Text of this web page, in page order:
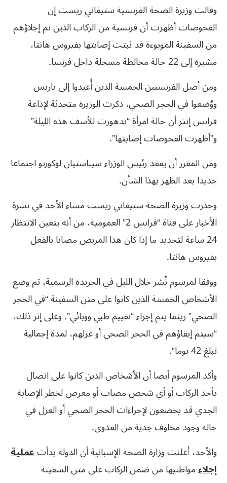
وقالت وزيرة الصحة الفرنسية ستيفاني ريست إن
الفحوصات أظهرت أن فرنسية من الركاب الذين تم إجلاؤهم
من السفينة الموبوءة قد ثبتت إصابتها بفيروس هانتا،
مشيرة إلى 22 حالة مخالطة مسجلة داخل فرنسا.
ومن أصل الفرنسيين الخمسة الذين أُعيدوا إلى باريس
ووُضعوا في الحجر الصحي، ذكرت الوزيرة متحدثة لإذاعة
فرانس إنتر أن حالة امرأة “تدهورت للأسف هذه الليلة”
و”أظهرت الفحوصات إصابتها”.
ومن المقرر أن يعقد رئيس الوزراء سيباستيان لوكورنو اجتماعا
جديدا بعد الظهر بهذا الشأن.
وحذرت وزيرة الصحة ستيفاني ريست مساء الأحد في نشرة
الأخبار على قناة “فرانس 2” العمومية، من أنه يتعين الانتظار
24 ساعة لتحديد ما إذا كان هذا المريض مصابا بالفعل
بفيروس هانتا.
ووفقا لمرسوم نُشر خلال الليل في الجريدة الرسمية، تم وضع
الأشخاص الخمسة الذين كانوا على متن السفينة “في الحجر
الصحي” ريثما يتم إجراء “تقييم طبي ووبائي”. وعلى إثر ذلك،
“سيتم إبقاؤهم في الحجر الصحي أو عزلهم، لمدة إجمالية
تبلغ 42 يوما”.
وأكد المرسوم أيضا أن الأشخاص الذين كانوا على اتصال
بأحد الركاب أو أي شخص مصاب أو معرض لخطر الإصابة
الجدي قد يخضعون لإجراءات الحجر الصحي أو العزل في
حالة وجود مخاوف جدية من العدوى.
والأحد، أعلنت وزارة الصحة الإسبانية أن ​الدولة بدأتعملية
إجلاء‌مواطنيها من ضمن الركاب على متن السفينة